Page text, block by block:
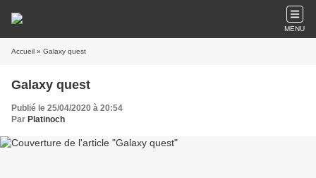
MENU
Accueil » Galaxy quest
Galaxy quest
Publié le 25/04/2020 à 20:54
Par Platinoch